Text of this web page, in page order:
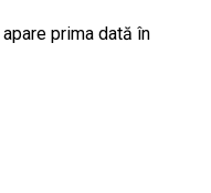
apare prima dată în